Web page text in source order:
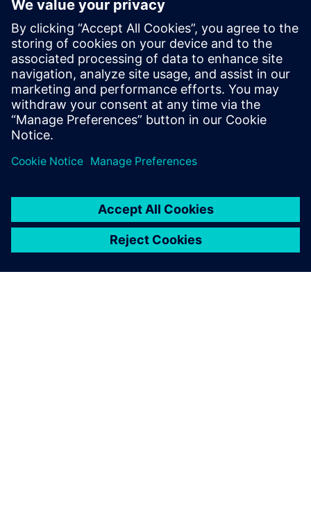
Novatoriška pramoninė platforma, kuri per paskirstytą
gamybą pašalina atotrūkį tarp skaitmeninio dizaino ir
fizinės gamybos. Įgalina įmones pereiti nuo tradicinių
“make-to-stock” modelių link atsparesnio, užsakomojo
požiūrio, kai ...
Sužinokite daugiau